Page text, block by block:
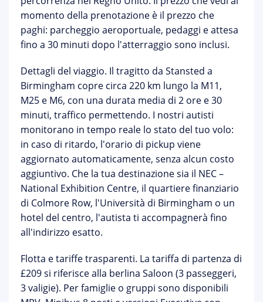
momento della prenotazione è il prezzo che
paghi: parcheggio aeroportuale, pedaggi e attesa
fino a 30 minuti dopo l'atterraggio sono inclusi.
Dettagli del viaggio. Il tragitto da Stansted a
Birmingham copre circa 220 km lungo la M11,
M25 e M6, con una durata media di 2 ore e 30
minuti, traffico permettendo. I nostri autisti
monitorano in tempo reale lo stato del tuo volo:
in caso di ritardo, l'orario di pickup viene
aggiornato automaticamente, senza alcun costo
aggiuntivo. Che la tua destinazione sia il NEC –
National Exhibition Centre, il quartiere finanziario
di Colmore Row, l'Università di Birmingham o un
hotel del centro, l'autista ti accompagnerà fino
all'indirizzo esatto.
Flotta e tariffe trasparenti. La tariffa di partenza di
£209 si riferisce alla berlina Saloon (3 passeggeri,
3 valigie). Per famiglie o gruppi sono disponibili